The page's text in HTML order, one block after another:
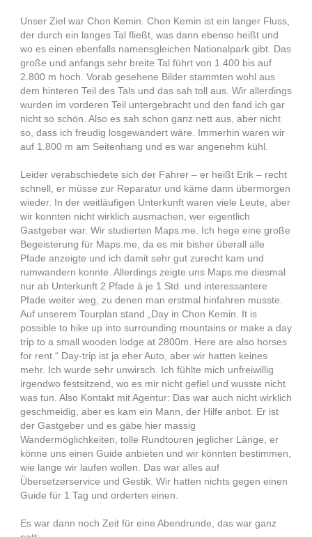
Unser Ziel war Chon Kemin. Chon Kemin ist ein langer Fluss,
der durch ein langes Tal fließt, was dann ebenso heißt und
wo es einen ebenfalls namensgleichen Nationalpark gibt. Das
große und anfangs sehr breite Tal führt von 1.400 bis auf
2.800 m hoch. Vorab gesehene Bilder stammten wohl aus
dem hinteren Teil des Tals und das sah toll aus. Wir allerdings
wurden im vorderen Teil untergebracht und den fand ich gar
nicht so schön. Also es sah schon ganz nett aus, aber nicht
so, dass ich freudig losgewandert wäre. Immerhin waren wir
auf 1.800 m am Seitenhang und es war angenehm kühl.
Leider verabschiedete sich der Fahrer – er heißt Erik – recht
schnell, er müsse zur Reparatur und käme dann übermorgen
wieder. In der weitläufigen Unterkunft waren viele Leute, aber
wir konnten nicht wirklich ausmachen, wer eigentlich
Gastgeber war. Wir studierten Maps.me. Ich hege eine große
Begeisterung für Maps.me, da es mir bisher überall alle
Pfade anzeigte und ich damit sehr gut zurecht kam und
rumwandern konnte. Allerdings zeigte uns Maps.me diesmal
nur ab Unterkunft 2 Pfade à je 1 Std. und interessantere
Pfade weiter weg, zu denen man erstmal hinfahren musste.
Auf unserem Tourplan stand „Day in Chon Kemin. It is
possible to hike up into surrounding mountains or make a day
trip to a small wooden lodge at 2800m. Here are also horses
for rent.“ Day-trip ist ja eher Auto, aber wir hatten keines
mehr. Ich wurde sehr unwirsch. Ich fühlte mich unfreiwillig
irgendwo festsitzend, wo es mir nicht gefiel und wusste nicht
was tun. Also Kontakt mit Agentur: Das war auch nicht wirklich
geschmeidig, aber es kam ein Mann, der Hilfe anbot. Er ist
der Gastgeber und es gäbe hier massig
Wandermöglichkeiten, tolle Rundtouren jeglicher Länge, er
könne uns einen Guide anbieten und wir könnten bestimmen,
wie lange wir laufen wollen. Das war alles auf
Übersetzerservice und Gestik. Wir hatten nichts gegen einen
Guide für 1 Tag und orderten einen.
Es war dann noch Zeit für eine Abendrunde, das war ganz